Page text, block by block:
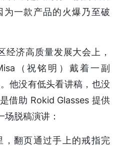
一款产品的火爆乃至破
经济高质量发展大会上，
（祝铭明）戴着一副
他没有低头看讲稿，也没
借助 Rokid Glasses 提供
脱稿演讲：
，翻页通过手上的戒指完